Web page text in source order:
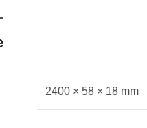
2400 × 58 × 18 mm